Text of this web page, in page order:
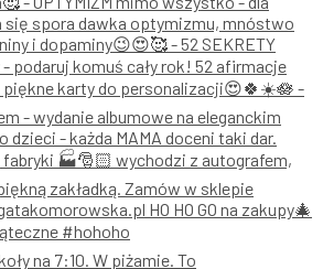
na 7:10. W piżamie. To